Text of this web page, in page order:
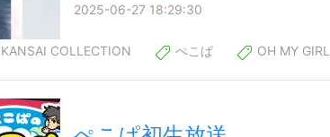
2025-06-27 18:29:30
KANSAI COLLECTION ぺこぱ OH MY GIRL